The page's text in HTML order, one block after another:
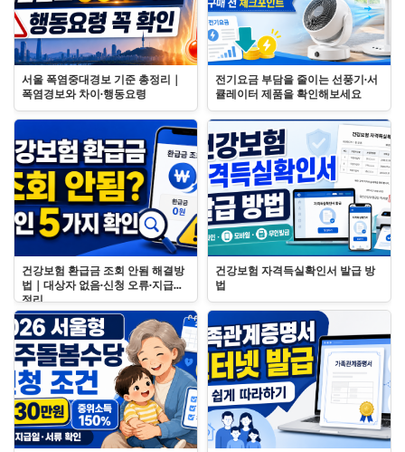
서울 폭염중대경보 기준 총정리｜
폭염경보와 차이·행동요령
전기요금 부담을 줄이는 선풍기·서
큘레이터 제품을 확인해보세요
건강보험 환급금 조회 안됨 해결방
법｜대상자 없음·신청 오류·지급일
정리
건강보험 자격득실확인서 발급 방
법